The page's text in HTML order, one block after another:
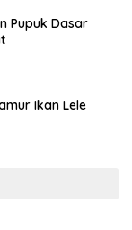
Pupuk Dasar
Ikan Lele